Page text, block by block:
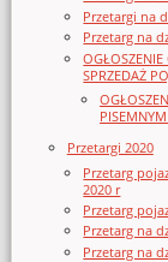
Przetargi na
Przetarg na
SPRZEDAŻ
Przetargi 2020
Przetarg
2020 r
Przetarg
Przetarg na
Przetarg na